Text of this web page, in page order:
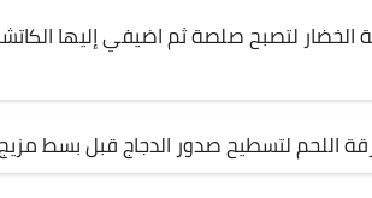
لتصبح صلصة ثم اضيفي إليها
اللحم لتسطيح صدور الدجاج قبل بسط